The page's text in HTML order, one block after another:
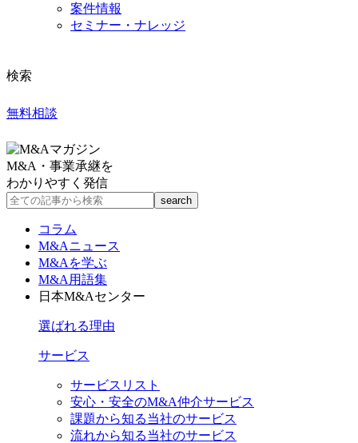
案件情報
セミナー・ナレッジ
検索
無料相談
M&A・事業承継を
わかりやすく発信
コラム
M&Aニュース
M&Aを学ぶ
M&A用語集
日本M&Aセンター
選ばれる理由
サービス
サービスリスト
安心・安全のM&A仲介サービス
課題から知る当社のサービス
流れから知る当社のサービス